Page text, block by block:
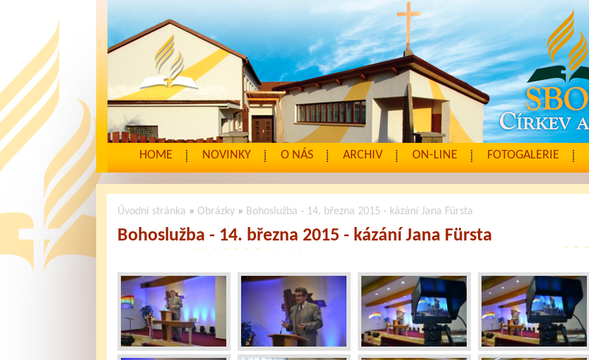
HOME NOVINKY O NÁS ARCHIV ON-LINE FOTOGALERIE
Úvodní stránka » Obrázky» Bohoslužba - 14. března 2015 - kázání Jana Fürsta
Bohoslužba - 14. března 2015 - kázání Jana Fürsta